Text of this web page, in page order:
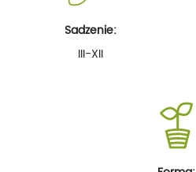
Sadzenie:
III-XII